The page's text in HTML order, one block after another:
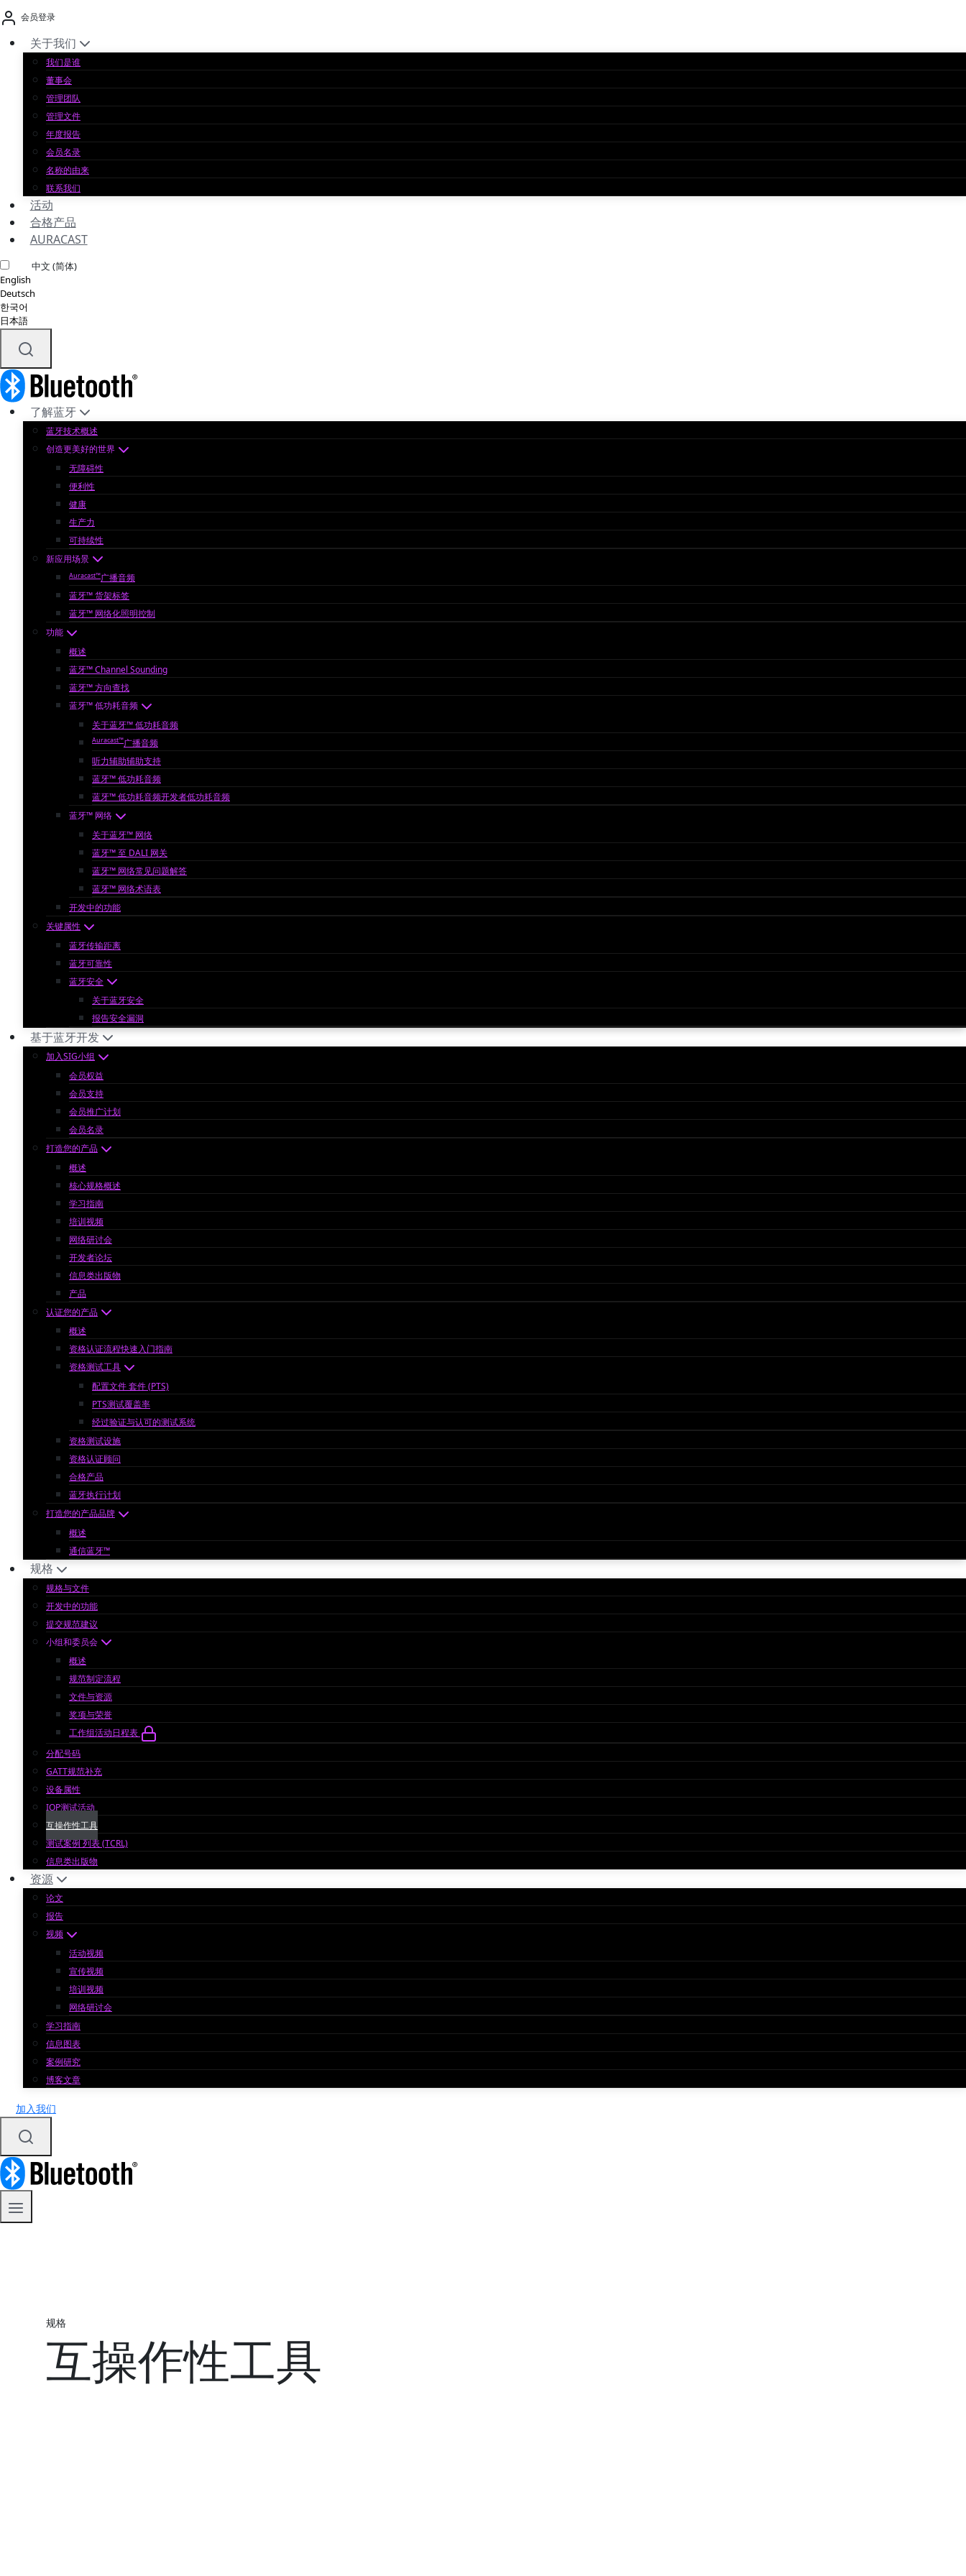
跳
至
内
会员登录
关于我们
我们是谁
董事会
管理团队
管理文件
年度报告
会员名录
名称的由来
联系我们
活动
合格产品
AURACAST
中文 (简体)
English
Deutsch
한국어
日本語
了解蓝牙
蓝牙技术概述
创造更美好的世界
无障碍性
便利性
健康
生产力
可持续性
新应用场景
Auracast™广播音频
蓝牙™ 货架标签
蓝牙™ 网络化照明控制
功能
概述
蓝牙™ Channel Sounding
蓝牙™ 方向查找
蓝牙™ 低功耗音频
关于蓝牙™ 低功耗音频
Auracast™广播音频
听力辅助辅助支持
蓝牙™ 低功耗音频
蓝牙™ 低功耗音频开发者低功耗音频
蓝牙™ 网络
关于蓝牙™ 网络
蓝牙™ 至 DALI 网关
蓝牙™ 网络常见问题解答
蓝牙™ 网络术语表
开发中的功能
关键属性
蓝牙传输距离
蓝牙可靠性
蓝牙安全
关于蓝牙安全
报告安全漏洞
基于蓝牙开发
加入SIG小组
会员权益
会员支持
会员推广计划
会员名录
打造您的产品
概述
核心规格概述
学习指南
培训视频
网络研讨会
开发者论坛
信息类出版物
产品
认证您的产品
概述
资格认证流程快速入门指南
资格测试工具
配置文件 套件 (PTS)
PTS测试覆盖率
经过验证与认可的测试系统
资格测试设施
资格认证顾问
合格产品
蓝牙执行计划
打造您的产品品牌
概述
通信蓝牙™
规格
规格与文件
开发中的功能
提交规范建议
小组和委员会
概述
规范制定流程
文件与资源
奖项与荣誉
工作组活动日程表
分配号码
GATT规范补充
设备属性
IOP测试活动
互操作性工具
测试案例 列表 (TCRL)
信息类出版物
资源
论文
报告
视频
活动视频
宣传视频
培训视频
网络研讨会
学习指南
信息图表
案例研究
博客文章
加入我们
规格
互操作性工具